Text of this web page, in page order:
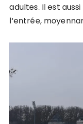
adultes. Il est
l’entrée,